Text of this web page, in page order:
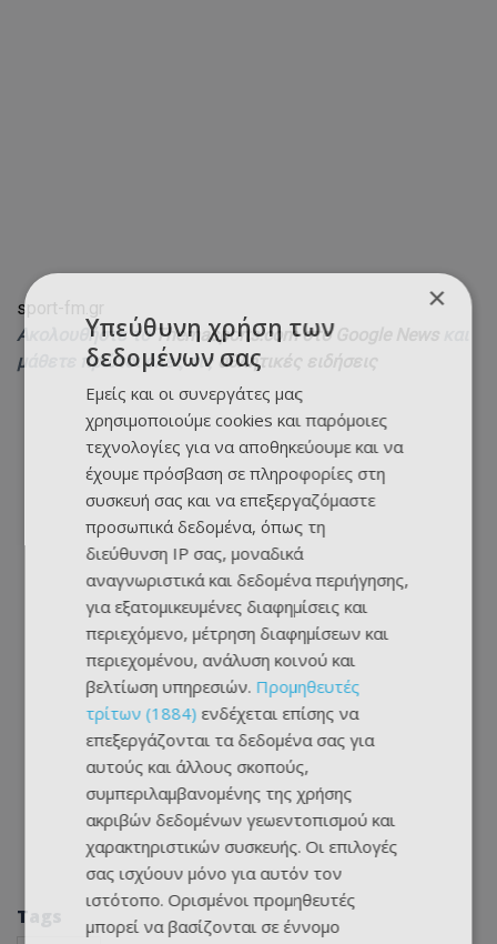
sport-fm.gr
Ακολουθήστε τοThemasports.com στο Google News
μάθετε πρώτοι όλες τις αθλητικές ειδήσεις
Tags
×
Υπεύθυνη χρήση των
δεδομένων σας
Εμείς και οι συνεργάτες μας
χρησιμοποιούμε cookies και παρόμοιες
τεχνολογίες για να αποθηκεύουμε και να
έχουμε πρόσβαση σε πληροφορίες στη
συσκευή σας και να επεξεργαζόμαστε
προσωπικά δεδομένα, όπως τη
διεύθυνση IP σας, μοναδικά
αναγνωριστικά και δεδομένα περιήγησης,
για εξατομικευμένες διαφημίσεις και
περιεχόμενο, μέτρηση διαφημίσεων και
περιεχομένου, ανάλυση κοινού και
βελτίωση υπηρεσιών. Προμηθευτές
τρίτων (1884) ενδέχεται επίσης να
επεξεργάζονται τα δεδομένα σας για
αυτούς και άλλους σκοπούς,
συμπεριλαμβανομένης της χρήσης
ακριβών δεδομένων γεωεντοπισμού και
χαρακτηριστικών συσκευής. Οι επιλογές
σας ισχύουν μόνο για αυτόν τον
ιστότοπο. Ορισμένοι προμηθευτές
μπορεί να βασίζονται σε έννομο